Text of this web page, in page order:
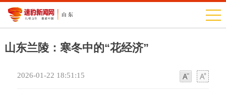
山东兰陵：寒冬中的“花经济”
2026-01-22 18:51:15